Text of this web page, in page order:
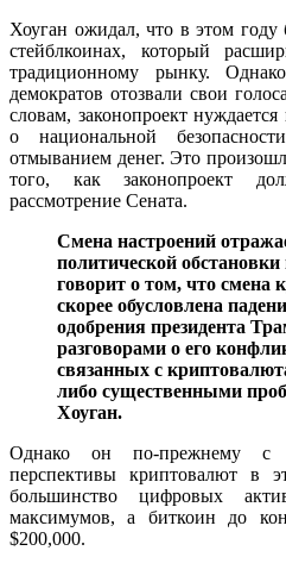
Хоуган ожидал, что в этом году
стейблкоинах, который
традиционному рынку.
демократов отозвали свои
словам, законопроект
о национальной
отмыванием денег. Это
того, как законопроект
рассмотрение Сената.
Смена настроений
политической
говорит о том, что смена
скорее обусловлена
одобрения президента
разговорами о его
связанных с
либо существенными
Хоуган.
Однако он по-прежнему с
перспективы криптовалют в
большинство цифровых
максимумов, а биткоин до
$200,000.